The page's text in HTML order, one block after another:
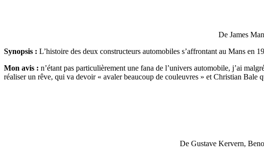
De James
Synopsis : L’histoire des deux constructeurs automobiles s’affrontant au Mans en
Mon avis : n’étant pas particulièrement une fana de l’univers automobile, j’ai
réaliser un rêve, qui va devoir « avaler beaucoup de couleuvres » et Christian Bale
De Gustave Kervern,